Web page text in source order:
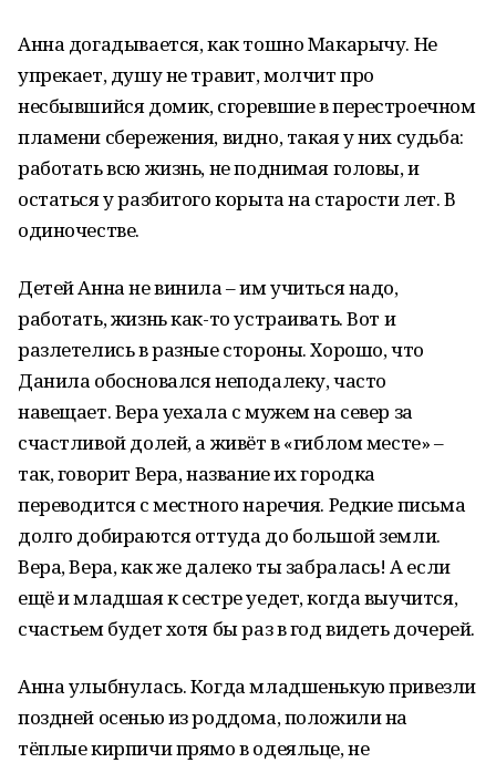
Анна догадывается, как тошно Макарычу. Не
упрекает, душу не травит, молчит про
несбывшийся домик, сгоревшие в перестроечном
пламени сбережения, видно, такая у них судьба:
работать всю жизнь, не поднимая головы, и
остаться у разбитого корыта на старости лет. В
одиночестве.
Детей Анна не винила – им учиться надо,
работать, жизнь как-то устраивать. Вот и
разлетелись в разные стороны. Хорошо, что
Данила обосновался неподалеку, часто
навещает. Вера уехала с мужем на север за
счастливой долей, а живёт в «гиблом месте» –
так, говорит Вера, название их городка
переводится с местного наречия. Редкие письма
долго добираются оттуда до большой земли.
Вера, Вера, как же далеко ты забралась! А если
ещё и младшая к сестре уедет, когда выучится,
счастьем будет хотя бы раз в год видеть дочерей.
Анна улыбнулась. Когда младшенькую привезли
поздней осенью из роддома, положили на
тёплые кирпичи прямо в одеяльце, не